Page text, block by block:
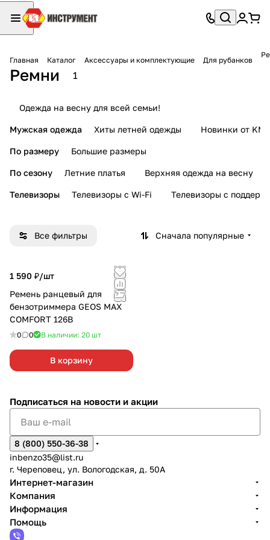
Главная Каталог Аксессуары и комплектующие Для рубанков
Ремни 1
Одежда на весну для всей семьи!
Мужская одежда Хиты летней одежды Новинки от KMI
По размеру Большие размеры
По сезону Летние платья Верхняя одежда на весну
Телевизоры Телевизоры с Wi-Fi Телевизоры с
Все фильтры Сначала популярные
1 590 ₽/шт
Ремень ранцевый для
бензотриммера GEOS MAX
COMFORT 126В
0 0 В наличии: 20 шт
В корзину
Подписаться на новости и акции
8 (800) 550-36-38
inbenzo35@list.ru
г. Череповец, ул. Вологодская, д. 50А
Интернет-магазин
Компания
Информация
Помощь